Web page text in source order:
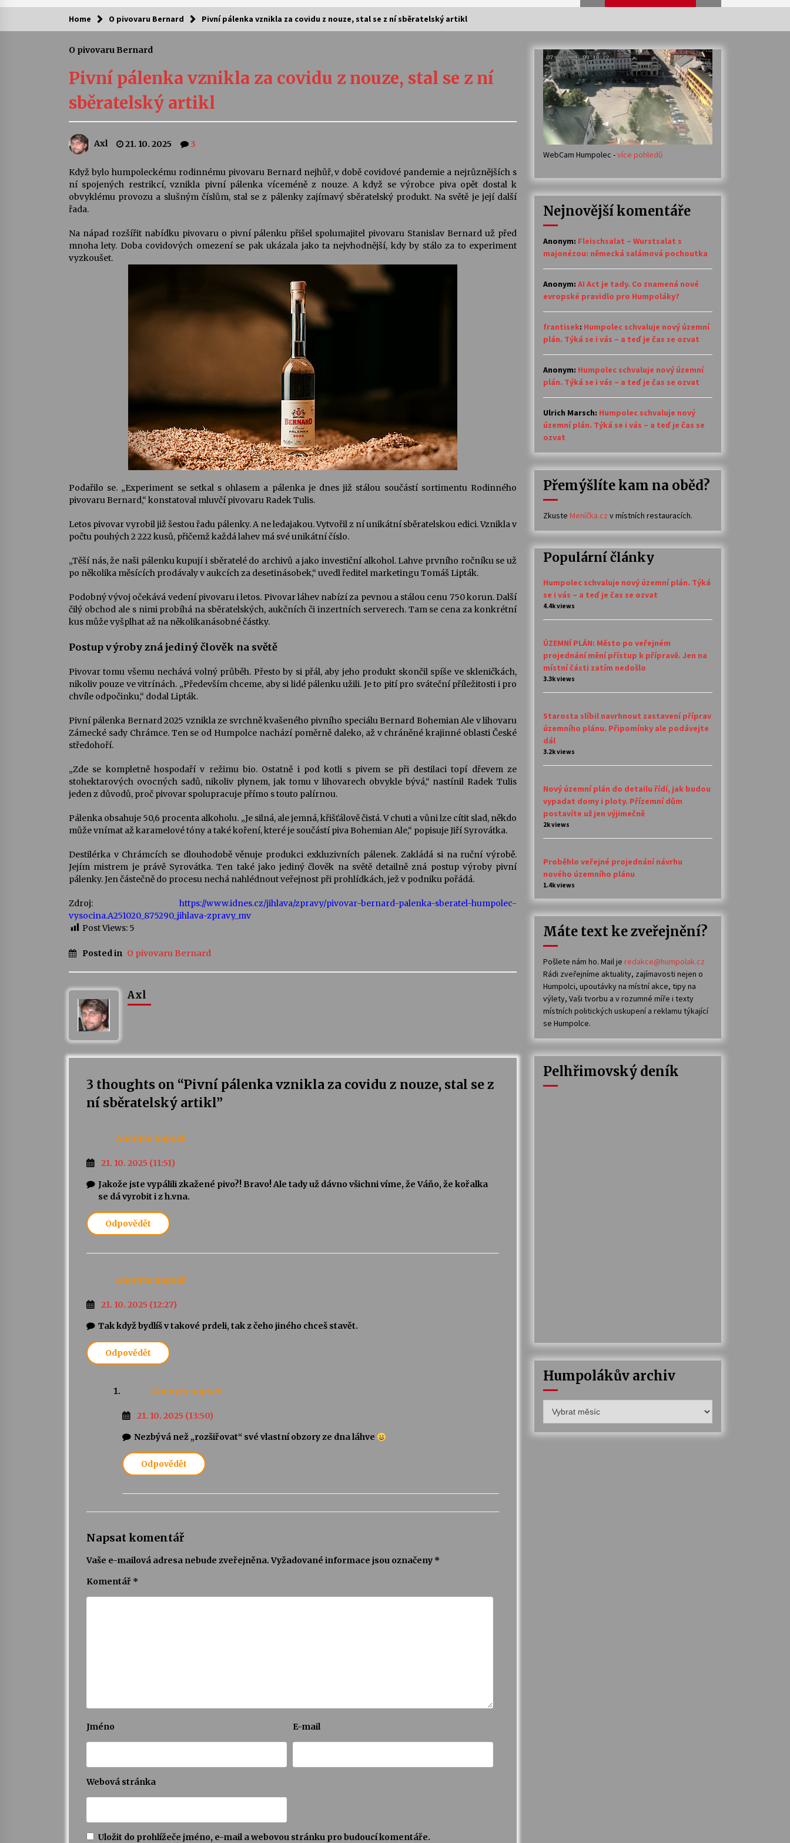
Kam za kulturou?
Camerata a Sukuba Ensemble
4. 8. 2026
Stávám se kapkou
30. 7. 2026
Veselí muzikanti
30. 7. 2026
Pozvánka na integrační festival
Quijotova šedesátka: 28. 7.–1. 8.
28. 7. 2026
Kolchoz a Jenakaši
Votavžatský ploty
23. 7. 2026
Letní koncerty ve Stromovce: Rufus
Miller
22. 7. 2026
Vysočinka
17. 7. 2026 14. 7. 2026
Želivě ožije odkaz Josefa Čapka
13. 7. 2026
Klášteře Želiv
3. 7. 2026
30. 6. 2026
Home O pivovaru Bernard Pivní pálenka vznikla za covidu z nouze, stal se z ní sběratelský artikl
O pivovaru Bernard
Pivní pálenka vznikla za covidu z nouze, stal se z ní
sběratelský artikl
Axl 21. 10. 2025 3
Když bylo humpoleckému rodinnému pivovaru Bernard nejhůř, v době covidové pandemie a nejrůznějších s
ní spojených restrikcí, vznikla pivní pálenka víceméně z nouze. A když se výrobce piva opět dostal k
obvyklému provozu a slušným číslům, stal se z pálenky zajímavý sběratelský produkt. Na světě je její další
řada.
Na nápad rozšířit nabídku pivovaru o pivní pálenku přišel spolumajitel pivovaru Stanislav Bernard už před
mnoha lety. Doba covidových omezení se pak ukázala jako ta nejvhodnější, kdy by stálo za to experiment
vyzkoušet.
Podařilo se. „Experiment se setkal s ohlasem a pálenka je dnes již stálou součástí sortimentu Rodinného
pivovaru Bernard,“ konstatoval mluvčí pivovaru Radek Tulis.
Letos pivovar vyrobil již šestou řadu pálenky. A ne ledajakou. Vytvořil z ní unikátní sběratelskou edici. Vznikla v
počtu pouhých 2 222 kusů, přičemž každá lahev má své unikátní číslo.
„Těší nás, že naši pálenku kupují i sběratelé do archivů a jako investiční alkohol. Lahve prvního ročníku se už
po několika měsících prodávaly v aukcích za desetinásobek,“ uvedl ředitel marketingu Tomáš Lipták.
Podobný vývoj očekává vedení pivovaru i letos. Pivovar láhev nabízí za pevnou a stálou cenu 750 korun. Další
čilý obchod ale s nimi probíhá na sběratelských, aukčních či inzertních serverech. Tam se cena za konkrétní
kus může vyšplhat až na několikanásobné částky.
Postup výroby zná jediný člověk na světě
Pivovar tomu všemu nechává volný průběh. Přesto by si přál, aby jeho produkt skončil spíše ve skleničkách,
nikoliv pouze ve vitrínách. „Především chceme, aby si lidé pálenku užili. Je to pití pro sváteční příležitosti i pro
chvíle odpočinku,“ dodal Lipták.
Pivní pálenka Bernard 2025 vznikla ze svrchně kvašeného pivního speciálu Bernard Bohemian Ale v lihovaru
Zámecké sady Chrámce. Ten se od Humpolce nachází poměrně daleko, až v chráněné krajinné oblasti České
středohoří.
„Zde se kompletně hospodaří v režimu bio. Ostatně i pod kotli s pivem se při destilaci topí dřevem ze
stohektarových ovocných sadů, nikoliv plynem, jak tomu v lihovarech obvykle bývá,“ nastínil Radek Tulis
jeden z důvodů, proč pivovar spolupracuje přímo s touto palírnou.
Pálenka obsahuje 50,6 procenta alkoholu. „Je silná, ale jemná, křišťálově čistá. V chuti a vůni lze cítit slad, někdo
může vnímat až karamelové tóny a také koření, které je součástí piva Bohemian Ale,“ popisuje Jiří Syrovátka.
Destilérka v Chrámcích se dlouhodobě věnuje produkci exkluzivních pálenek. Zakládá si na ruční výrobě.
Jejím mistrem je právě Syrovátka. Ten také jako jediný člověk na světě detailně zná postup výroby pivní
pálenky. Jen částečně do procesu nechá nahlédnout veřejnost při prohlídkách, jež v podniku pořádá.
Zdroj: https://www.idnes.cz/jihlava/zpravy/pivovar-bernard-palenka-sberatel-humpolec-
vysocina.A251020_875290_jihlava-zpravy_mv
Post Views: 5
Posted in O pivovaru Bernard
Axl
3 thoughts on “Pivní pálenka vznikla za covidu z nouze, stal se z
ní sběratelský artikl”
Anonym napsal:
21. 10. 2025 (11:51)
Jakože jste vypálili zkažené pivo?! Bravo! Ale tady už dávno všichni víme, že Váňo, že kořalka
se dá vyrobit i z h.vna.
Odpovědět
Anonym napsal:
21. 10. 2025 (12:27)
Tak když bydlíš v takové prdeli, tak z čeho jiného chceš stavět.
Odpovědět
Anonym napsal:
21. 10. 2025 (13:50)
Nezbývá než „rozšiřovat“ své vlastní obzory ze dna láhve
Odpovědět
Napsat komentář
Vaše e-mailová adresa nebude zveřejněna. Vyžadované informace jsou označeny *
Komentář *
Jméno E-mail
Webová stránka
Uložit do prohlížeče jméno, e-mail a webovou stránku pro budoucí komentáře.
WebCam Humpolec -více pohledů
Nejnovější komentáře
Anonym: Fleischsalat – Wurstsalat s
majonézou: německá salámová pochoutka
Anonym: AI Act je tady. Co znamená nové
evropské pravidlo pro Humpoláky?
frantisek: Humpolec schvaluje nový územní
plán. Týká se i vás – a teď je čas se ozvat
Anonym: Humpolec schvaluje nový územní
plán. Týká se i vás – a teď je čas se ozvat
Ulrich Marsch: Humpolec schvaluje nový
územní plán. Týká se i vás – a teď je čas se
ozvat
Přemýšlíte kam na oběd?
Zkuste Meníčka.cz v místních restauracích.
Populární články
Humpolec schvaluje nový územní plán. Týká
se i vás – a teď je čas se ozvat
4.4k views
ÚZEMNÍ PLÁN: Město po veřejném
projednání mění přístup k přípravě. Jen na
místní části zatím nedošlo
3.3k views
Starosta slíbil navrhnout zastavení příprav
územního plánu. Připomínky ale podávejte
dál
3.2k views
Nový územní plán do detailu řídí, jak budou
vypadat domy i ploty. Přízemní dům
postavíte už jen výjimečně
2k views
Proběhlo veřejné projednání návrhu
nového územního plánu
1.4k views
Máte text ke zveřejnění?
Pošlete nám ho. Mail je redakce@humpolak.cz
Rádi zveřejníme aktuality, zajímavosti nejen o
Humpolci, upoutávky na místní akce, tipy na
výlety, Vaši tvorbu a v rozumné míře i texty
místních politických uskupení a reklamu týkající
se Humpolce.
Pelhřimovský deník
Humpolákův archiv
archiv